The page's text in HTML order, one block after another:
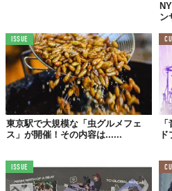
ン
ISSUE
東京駅で大規模な「虫グルメフェ
ス」が開催！その内容は......
ISSUE